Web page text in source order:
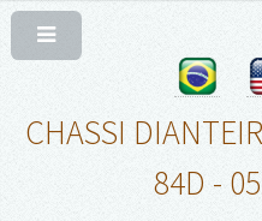
CHASSI
84D -